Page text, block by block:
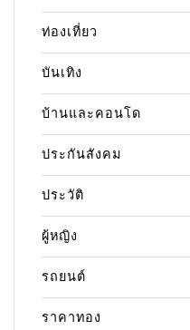
ท่องเที่ยว
บันเทิง
บ้านและคอนโด
ประกันสังคม
ประวัติ
ผู้หญิง
รถยนต์
ราคาทอง